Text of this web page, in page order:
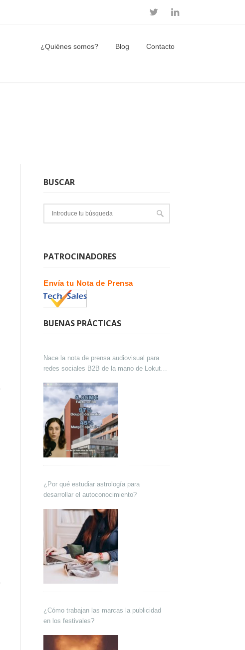
¿Quiénes somos? Blog Contacto
BUSCAR
PATROCINADORES
Envía tu Nota de Prensa
BUENAS PRÁCTICAS
Nace la nota de prensa audiovisual para
redes sociales B2B de la mano de Lokutor
¿Por qué estudiar astrología para
desarrollar el autoconocimiento?
¿Cómo trabajan las marcas la publicidad
en los festivales?